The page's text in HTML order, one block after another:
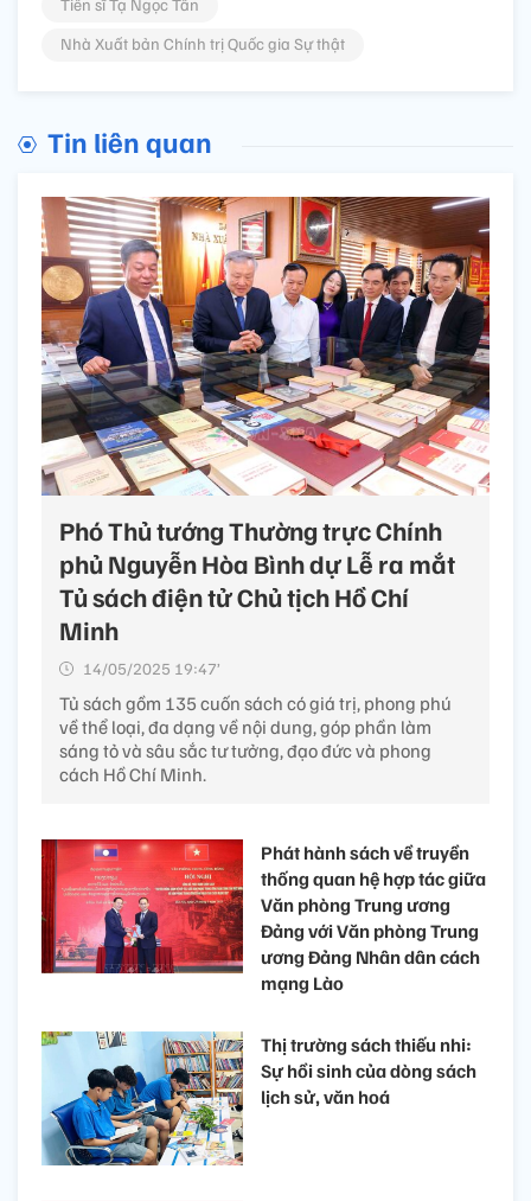
Nhà Xuất bản Chính trị Quốc gia Sự thật
Tin liên quan
Phó Thủ tướng Thường trực Chính
phủ Nguyễn Hòa Bình dự Lễ ra mắt
Tủ sách điện tử Chủ tịch Hồ Chí
Minh
14/05/2025 19:47’
Tủ sách gồm 135 cuốn sách có giá trị, phong phú
về thể loại, đa dạng về nội dung, góp phần làm
sáng tỏ và sâu sắc tư tưởng, đạo đức và phong
cách Hồ Chí Minh.
Phát hành sách về truyền
thống quan hệ hợp tác giữa
Văn phòng Trung ương
Đảng với Văn phòng Trung
ương Đảng Nhân dân cách
mạng Lào
Thị trường sách thiếu nhi:
Sự hồi sinh của dòng sách
lịch sử, văn hoá